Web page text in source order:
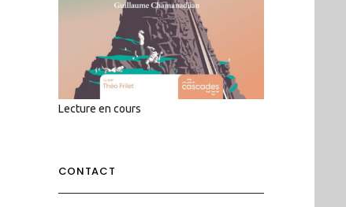
Lecture en cours
CONTACT